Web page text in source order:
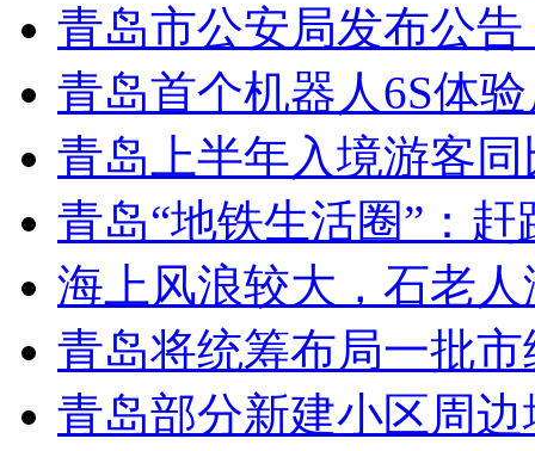
青岛市公安局发布公
青岛首个机器人6S体
青岛上半年入境游客同
青岛“地铁生活圈”：赶
海上风浪较大，石老
青岛将统筹布局一批市
青岛部分新建小区周